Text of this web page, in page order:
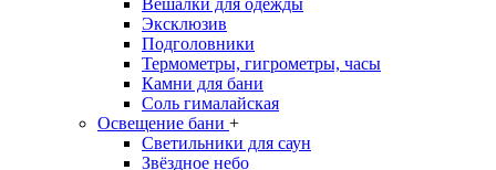
Вешалки для одежды
Эксклюзив
Подголовники
Термометры, гигрометры, часы
Камни для бани
Соль гималайская
Освещение бани +
Светильники для саун
Звёздное небо